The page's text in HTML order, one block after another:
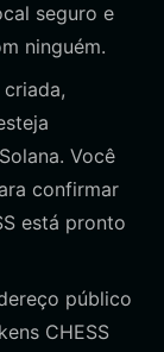
seguro e
ninguém.
Você
confirmar
está pronto
público
CHESS